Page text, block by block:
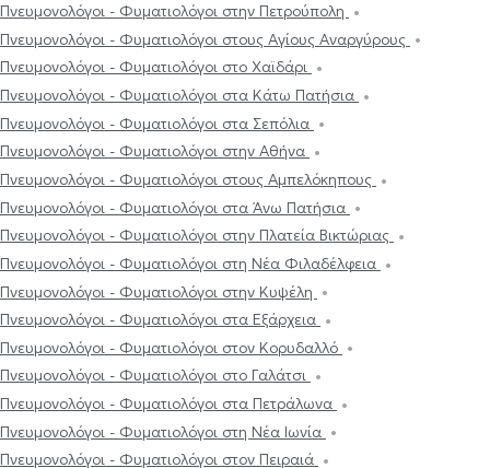
Πνευμονολόγοι - Φυματιολόγοι στην Πετρούπολη
Πνευμονολόγοι - Φυματιολόγοι στους Αγίους Αναργύρους
Πνευμονολόγοι - Φυματιολόγοι στο Χαϊδάρι
Πνευμονολόγοι - Φυματιολόγοι στα Κάτω Πατήσια
Πνευμονολόγοι - Φυματιολόγοι στα Σεπόλια
Πνευμονολόγοι - Φυματιολόγοι στην Αθήνα
Πνευμονολόγοι - Φυματιολόγοι στους Αμπελόκηπους
Πνευμονολόγοι - Φυματιολόγοι στα Άνω Πατήσια
Πνευμονολόγοι - Φυματιολόγοι στην Πλατεία Βικτώριας
Πνευμονολόγοι - Φυματιολόγοι στη Νέα Φιλαδέλφεια
Πνευμονολόγοι - Φυματιολόγοι στην Κυψέλη
Πνευμονολόγοι - Φυματιολόγοι στα Εξάρχεια
Πνευμονολόγοι - Φυματιολόγοι στον Κορυδαλλό
Πνευμονολόγοι - Φυματιολόγοι στο Γαλάτσι
Πνευμονολόγοι - Φυματιολόγοι στα Πετράλωνα
Πνευμονολόγοι - Φυματιολόγοι στη Νέα Ιωνία
Πνευμονολόγοι - Φυματιολόγοι στον Πειραιά